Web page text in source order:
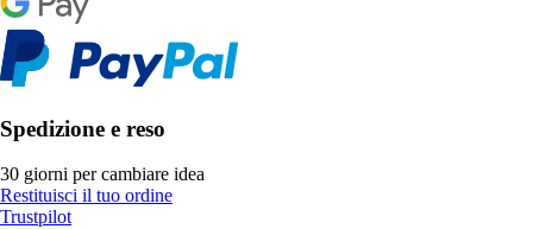
Spedizione e reso
30 giorni per cambiare idea
Restituisci il tuo ordine
Trustpilot